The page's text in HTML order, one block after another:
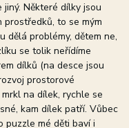
Některé dílky jsou
to se mým
dělá problémy, dětem ne,
se tolik neřídíme
dílků (na desce jsou
prostorové
na dílek, rychle se
kam dílek patří. Vůbec
puzzle mé děti baví i